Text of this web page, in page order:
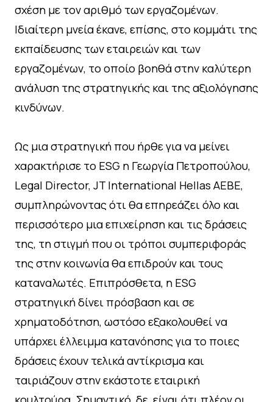
σχέση με τον αριθμό των εργαζομένων.
Ιδιαίτερη μνεία έκανε, επίσης, στο κομμάτι της
εκπαίδευσης των εταιρειών και των
εργαζομένων, το οποίο βοηθά στην καλύτερη
ανάλυση της στρατηγικής και της αξιολόγησης
κινδύνων.
Ως μια στρατηγική που ήρθε για να μείνει
χαρακτήρισε το ESG η Γεωργία Πετροπούλου,
Legal Director, JT International Hellas ΑΕΒΕ,
συμπληρώνοντας ότι θα επηρεάζει όλο και
περισσότερο μια επιχείρηση και τις δράσεις
της, τη στιγμή που οι τρόποι συμπεριφοράς
της στην κοινωνία θα επιδρούν και τους
καταναλωτές. Επιπρόσθετα, η ESG
στρατηγική δίνει πρόσβαση και σε
χρηματοδότηση, ωστόσο εξακολουθεί να
υπάρχει έλλειμμα κατανόησης για το ποιες
δράσεις έχουν τελικά αντίκρισμα και
ταιριάζουν στην εκάστοτε εταιρική